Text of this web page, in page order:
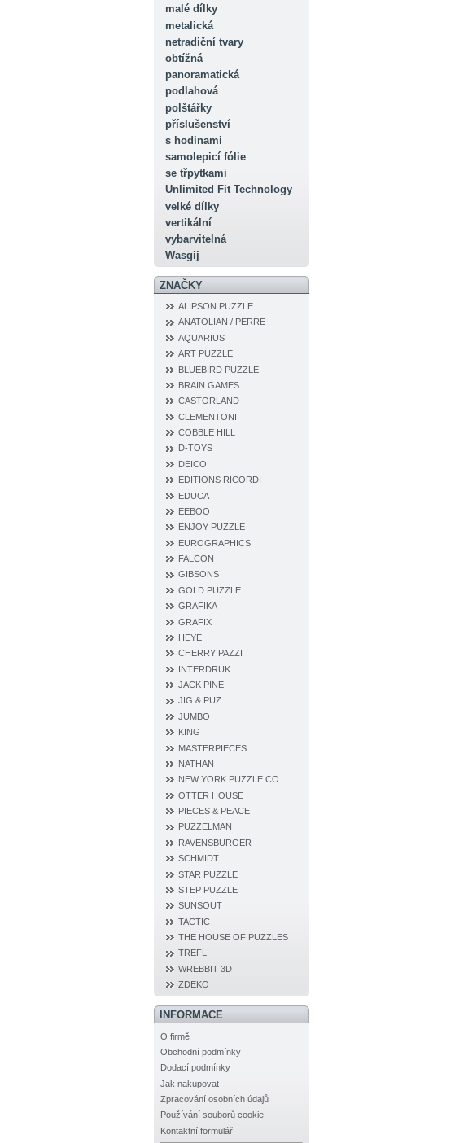
malé dílky
metalická
netradiční tvary
obtížná
panoramatická
podlahová
polštářky
příslušenství
s hodinami
samolepicí fólie
se třpytkami
Unlimited Fit Technology
velké dílky
vertikální
vybarvitelná
Wasgij
ZNAČKY
ALIPSON PUZZLE
ANATOLIAN / PERRE
AQUARIUS
ART PUZZLE
BLUEBIRD PUZZLE
BRAIN GAMES
CASTORLAND
CLEMENTONI
COBBLE HILL
D‐TOYS
DEICO
EDITIONS RICORDI
EDUCA
EEBOO
ENJOY PUZZLE
EUROGRAPHICS
FALCON
GIBSONS
GOLD PUZZLE
GRAFIKA
GRAFIX
HEYE
CHERRY PAZZI
INTERDRUK
JACK PINE
JIG & PUZ
JUMBO
KING
MASTERPIECES
NATHAN
NEW YORK PUZZLE CO.
OTTER HOUSE
PIECES & PEACE
PUZZELMAN
RAVENSBURGER
SCHMIDT
STAR PUZZLE
STEP PUZZLE
SUNSOUT
TACTIC
THE HOUSE OF PUZZLES
TREFL
WREBBIT 3D
ZDEKO
INFORMACE
O firmě
Obchodní podmínky
Dodací podmínky
Jak nakupovat
Zpracování osobních údajů
Používání souborů cookie
Kontaktní formulář